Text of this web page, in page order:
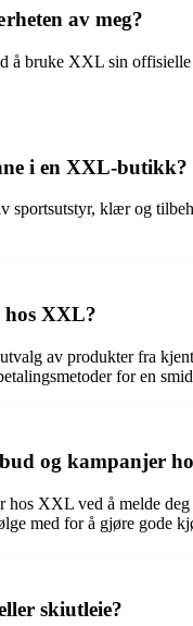
av meg?
bruke XXL sin
i en XXL-butikk?
sportsutstyr, klær og
hos XXL?
av produkter fra
for en
og kampanjer
XXL ved å melde
med for å gjøre gode
skiutleie?